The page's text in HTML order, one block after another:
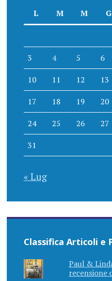
L
M M G
3 4 5 6
10 11 12 13
17 18 19 20
24 25 26 27
31
« Lug
Classifica Articoli e
Paul &
recensione